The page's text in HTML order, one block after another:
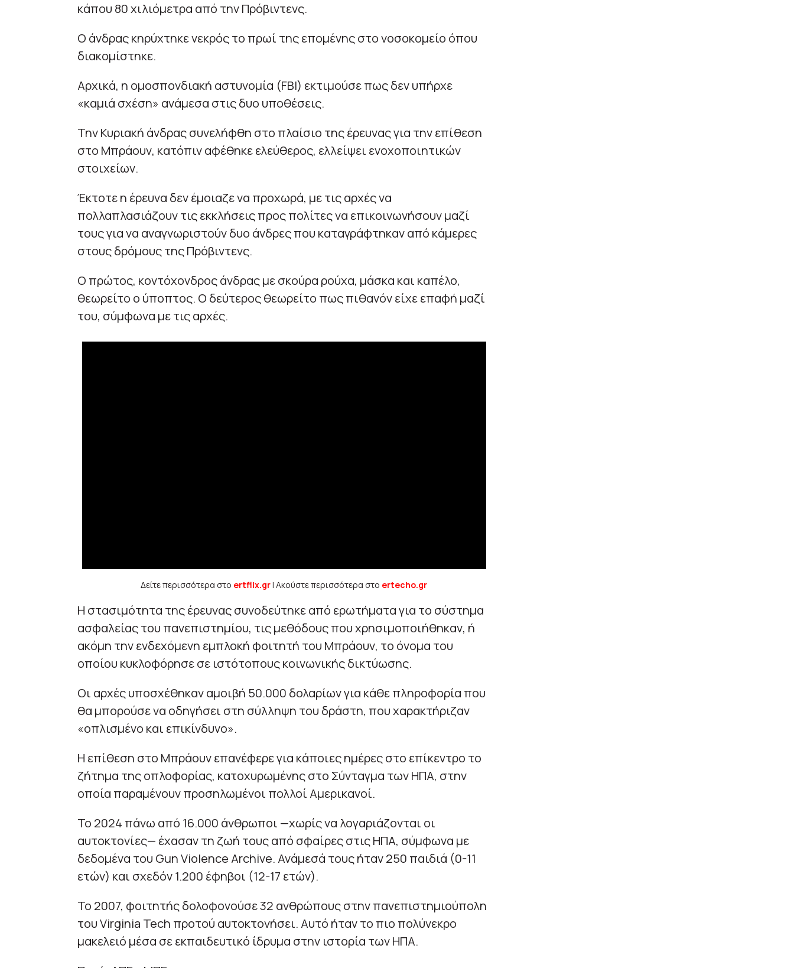
κάπου 80 χιλιόμετρα από την Πρόβιντενς.
Ο άνδρας κηρύχτηκε νεκρός το πρωί της επομένης στο νοσοκομείο όπου
διακομίστηκε.
Αρχικά, η ομοσπονδιακή αστυνομία (FBI) εκτιμούσε πως δεν υπήρχε
«καμιά σχέση» ανάμεσα στις δυο υποθέσεις.
Την Κυριακή άνδρας συνελήφθη στο πλαίσιο της έρευνας για την επίθεση
στο Μπράουν, κατόπιν αφέθηκε ελεύθερος, ελλείψει ενοχοποιητικών
στοιχείων.
Έκτοτε η έρευνα δεν έμοιαζε να προχωρά, με τις αρχές να
πολλαπλασιάζουν τις εκκλήσεις προς πολίτες να επικοινωνήσουν μαζί
τους για να αναγνωριστούν δυο άνδρες που καταγράφτηκαν από κάμερες
στους δρόμους της Πρόβιντενς.
Ο πρώτος, κοντόχονδρος άνδρας με σκούρα ρούχα, μάσκα και καπέλο,
θεωρείτο ο ύποπτος. Ο δεύτερος θεωρείτο πως πιθανόν είχε επαφή μαζί
του, σύμφωνα με τις αρχές.
Δείτε περισσότερα στο ertflix.gr| Ακούστε περισσότερα στο ertecho.gr
Η στασιμότητα της έρευνας συνοδεύτηκε από ερωτήματα για το σύστημα
ασφαλείας του πανεπιστημίου, τις μεθόδους που χρησιμοποιήθηκαν, ή
ακόμη την ενδεχόμενη εμπλοκή φοιτητή του Μπράουν, το όνομα του
οποίου κυκλοφόρησε σε ιστότοπους κοινωνικής δικτύωσης.
Οι αρχές υποσχέθηκαν αμοιβή 50.000 δολαρίων για κάθε πληροφορία που
θα μπορούσε να οδηγήσει στη σύλληψη του δράστη, που χαρακτήριζαν
«οπλισμένο και επικίνδυνο».
Η επίθεση στο Μπράουν επανέφερε για κάποιες ημέρες στο επίκεντρο το
ζήτημα της οπλοφορίας, κατοχυρωμένης στο Σύνταγμα των ΗΠΑ, στην
οποία παραμένουν προσηλωμένοι πολλοί Αμερικανοί.
Το 2024 πάνω από 16.000 άνθρωποι —χωρίς να λογαριάζονται οι
αυτοκτονίες— έχασαν τη ζωή τους από σφαίρες στις ΗΠΑ, σύμφωνα με
δεδομένα του Gun Violence Archive. Ανάμεσά τους ήταν 250 παιδιά (0-11
ετών) και σχεδόν 1.200 έφηβοι (12-17 ετών).
Το 2007, φοιτητής δολοφονούσε 32 ανθρώπους στην πανεπιστημιούπολη
του Virginia Tech προτού αυτοκτονήσει. Αυτό ήταν το πιο πολύνεκρο
μακελειό μέσα σε εκπαιδευτικό ίδρυμα στην ιστορία των ΗΠΑ.